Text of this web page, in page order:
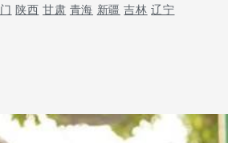
陕西 甘肃 青海 新疆 吉林 辽宁